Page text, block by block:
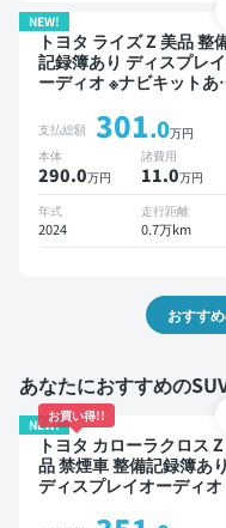
NEW!
トヨタ ライズ Z 美品 整
記録簿あり ディスプレ
ーディオ ※ナビキットあ
ニター スマートキー ETC
バックモニター ドライブ
コーダー 衝突軽減
支払総額 301.0万円
本体
290.0万円
諸費用
11.0万円
年式
2024
走行距離
0.7万km
おすす
あなたにおすすめの
NEW!
お買い得!!
トヨタ カローラクロス
品 禁煙車 整備記録簿あり
ディスプレイオーディオ